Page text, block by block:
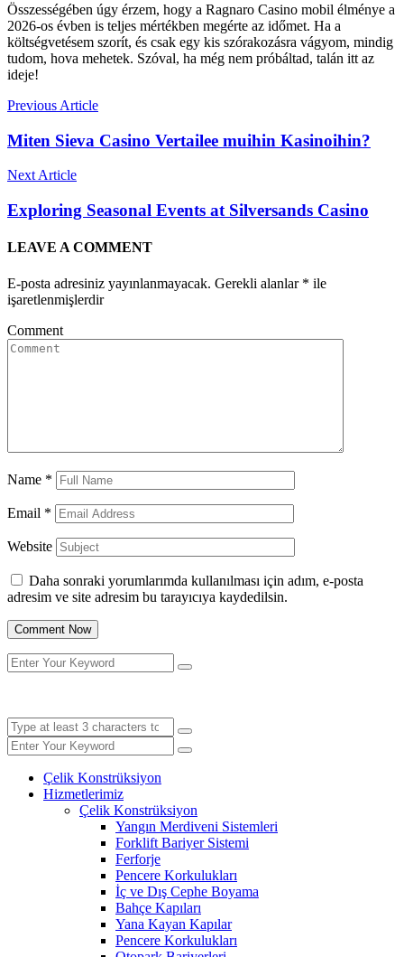
Összességében úgy érzem, hogy a Ragnaro Casino mobil élménye a
2026-os évben is teljes mértékben megérte az időmet. Ha a
költségvetésem szorít, és csak egy kis szórakozásra vágyom, mindig
tudom, hova mehetek. Szóval, ha még nem próbáltad, talán itt az
ideje!
Previous Article
Miten Sieva Casino Vertailee muihin Kasinoihin?
Next Article
Exploring Seasonal Events at Silversands Casino
LEAVE A COMMENT
E-posta adresiniz yayınlanmayacak. Gerekli alanlar * ile
işaretlenmişlerdir
Comment
Name *
Email *
Website
Daha sonraki yorumlarımda kullanılması için adım, e-posta
adresim ve site adresim bu tarayıcıya kaydedilsin.
Çelik Konstrüksiyon
Hizmetlerimiz
Çelik Konstrüksiyon
Yangın Merdiveni Sistemleri
Forklift Bariyer Sistemi
Ferforje
Pencere Korkulukları
İç ve Dış Cephe Boyama
Bahçe Kapıları
Yana Kayan Kapılar
Pencere Korkulukları